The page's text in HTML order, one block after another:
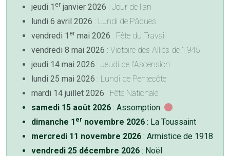
jeudi 1 er janvier 2026 : Jour de l'an
lundi 6 avril 2026 : Lundi de Pâques
vendredi 1 er mai 2026 : Fête du Travail
vendredi 8 mai 2026 : Victoire des Alliés de 1945
jeudi 14 mai 2026 : Jeudi de l'Ascension
lundi 25 mai 2026 : Lundi de Pentecôte
mardi 14 juillet 2026 : Fête Nationale
samedi 15 août 2026 : Assomption
dimanche 1 er novembre 2026 : La Toussaint
mercredi 11 novembre 2026 : Armistice de 1918
vendredi 25 décembre 2026 : Noël